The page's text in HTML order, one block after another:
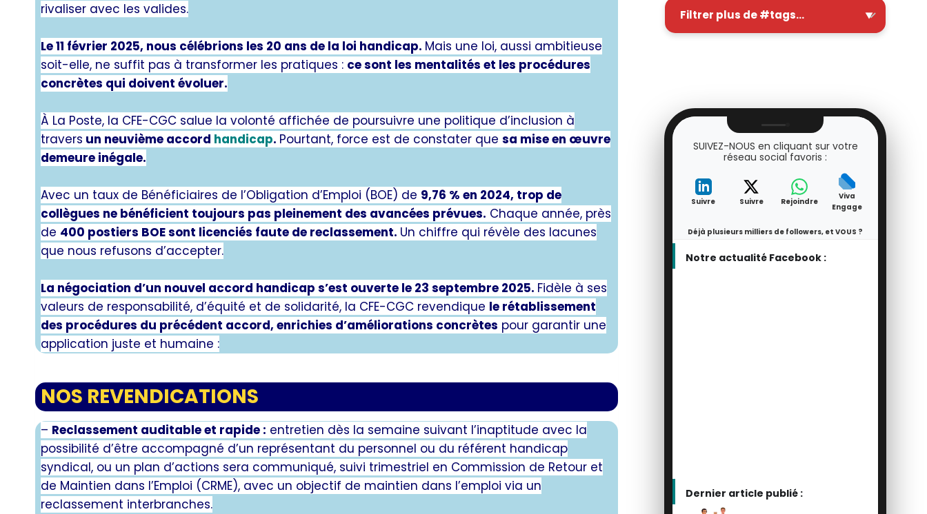
rivaliser avec les valides.
Le 11 février 2025, nous célébrions les 20 ans de la loi handicap. Mais une loi, aussi ambitieuse
soit-elle, ne suffit pas à transformer les pratiques : ce sont les mentalités et les procédures
concrètes qui doivent évoluer.
À La Poste, la CFE-CGC salue la volonté affichée de poursuivre une politique d’inclusion à
travers un neuvième accord handicap. Pourtant, force est de constater que sa mise en œuvre
demeure inégale.
Avec un taux de Bénéficiaires de l’Obligation d’Emploi (BOE) de 9,76 % en 2024, trop de
collègues ne bénéficient toujours pas pleinement des avancées prévues. Chaque année, près
de 400 postiers BOE sont licenciés faute de reclassement. Un chiffre qui révèle des lacunes
que nous refusons d’accepter.
La négociation d’un nouvel accord handicap s’est ouverte le 23 septembre 2025. Fidèle à ses
valeurs de responsabilité, d’équité et de solidarité, la CFE-CGC revendique le rétablissement
des procédures du précédent accord, enrichies d’améliorations concrètes pour garantir une
application juste et humaine :
NOS REVENDICATIONS
– Reclassement auditable et rapide : entretien dès la semaine suivant l’inaptitude avec la
possibilité d’être accompagné d’un représentant du personnel ou du référent handicap
syndical, ou un plan d’actions sera communiqué, suivi trimestriel en Commission de Retour et
de Maintien dans l’Emploi (CRME), avec un objectif de maintien dans l’emploi via un
reclassement interbranches.
SUIVEZ-NOUS en cliquant sur votre
réseau social favoris :
Suivre Suivre Rejoindre
Viva
Engage
Déjà plusieurs milliers de followers, et VOUS ?
Notre actualité Facebook :
Dernier article publié :